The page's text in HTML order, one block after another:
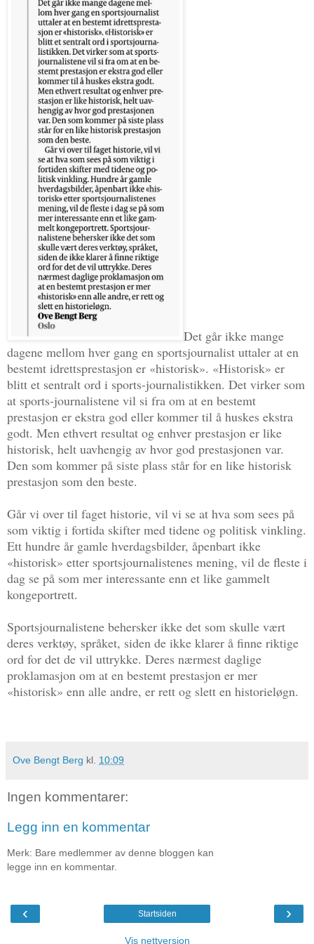
Det går ikke mange
dagene mellom hver gang en sportsjournalist uttaler at en
bestemt idrettsprestasjon er «historisk». «Historisk» er
blitt et sentralt ord i sports-journalistikken. Det virker som
at sports-journalistene vil si fra om at en bestemt
prestasjon er ekstra god eller kommer til å huskes ekstra
godt. Men ethvert resultat og enhver prestasjon er like
historisk, helt uavhengig av hvor god prestasjonen var.
Den som kommer på siste plass står for en like historisk
prestasjon som den beste.
Går vi over til faget historie, vil vi se at hva som sees på
som viktig i fortida skifter med tidene og politisk vinkling.
Ett hundre år gamle hverdagsbilder, åpenbart ikke
«historisk» etter sportsjournalistenes mening, vil de fleste i
dag se på som mer interessante enn et like gammelt
kongeportrett.
Sportsjournalistene behersker ikke det som skulle vært
deres verktøy, språket, siden de ikke klarer å finne riktige
ord for det de vil uttrykke. Deres nærmest daglige
proklamasjon om at en bestemt prestasjon er mer
«historisk» enn alle andre, er rett og slett en historieløgn.
Ove Bengt Berg kl. 10:09
Ingen kommentarer:
Legg inn en kommentar
Merk: Bare medlemmer av denne bloggen kan
legge inn en kommentar.
‹ ›
Startsiden
Vis nettversjon